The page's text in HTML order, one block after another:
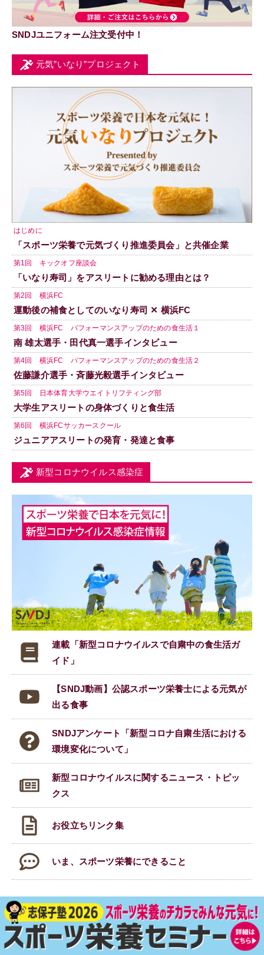
SNDJユニフォーム注文受付中！
元気”いなり”プロジェクト
はじめに
「スポーツ栄養で元気づくり推進委員会」と共催企業
第1回 キックオフ座談会
「いなり寿司」をアスリートに勧める理由とは？
第2回 横浜FC
運動後の補食としてのいなり寿司 ✕ 横浜FC
第3回 横浜FC パフォーマンスアップのための食生活１
南 雄太選手・田代真一選手インタビュー
第4回 横浜FC パフォーマンスアップのための食生活２
佐藤謙介選手・斉藤光毅選手インタビュー
第5回 日本体育大学ウエイトリフティング部
大学生アスリートの身体づくりと食生活
第6回 横浜FCサッカースクール
ジュニアアスリートの発育・発達と食事
新型コロナウイルス感染症
連載「新型コロナウイルスで自粛中の食生活ガ
イド」
【SNDJ動画】公認スポーツ栄養士による元気が
出る食事
SNDJアンケート「新型コロナ自粛生活における
環境変化について」
新型コロナウイルスに関するニュース・トピッ
クス
お役立ちリンク集
いま、スポーツ栄養にできること